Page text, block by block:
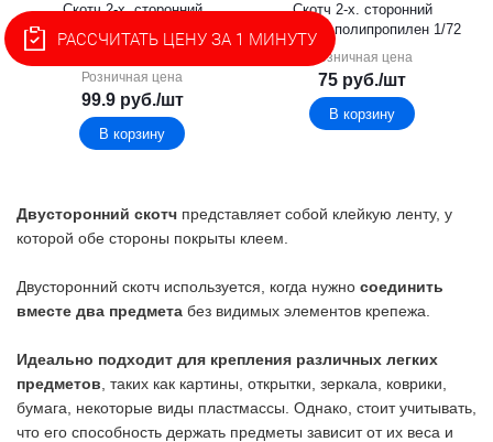
Скотч 2-х. сторонний
38мм*10м полипропилен
1/8/48
Розничная цена
99.9руб./шт
В корзину
Скотч 2-х. сторонний
25мм*10м полипропилен 1/72
Розничная цена
75 руб./шт
В корзину
Двусторонний скотч представляет собой клейкую ленту, у
которой обе стороны покрыты клеем.
Двусторонний скотч используется, когда нужно соединить
вместе два предмета без видимых элементов крепежа.
Идеально подходит для крепления различных легких
предметов , таких как картины, открытки, зеркала, коврики,
бумага, некоторые виды пластмассы. Однако, стоит учитывать,
что его способность держать предметы зависит от их веса и
РАССЧИТАТЬ ЦЕНУ ЗА 1 МИНУТУ